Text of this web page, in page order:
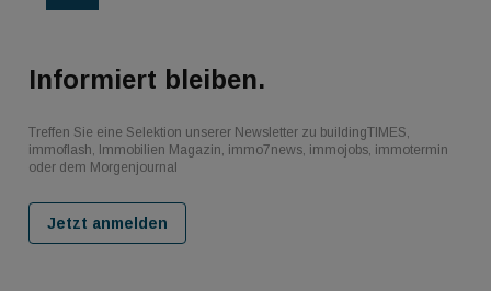
Informiert bleiben.
Treffen Sie eine Selektion unserer Newsletter zu buildingTIMES,
immoflash, Immobilien Magazin, immo7news, immojobs, immotermin
oder dem Morgenjournal
Jetzt anmelden